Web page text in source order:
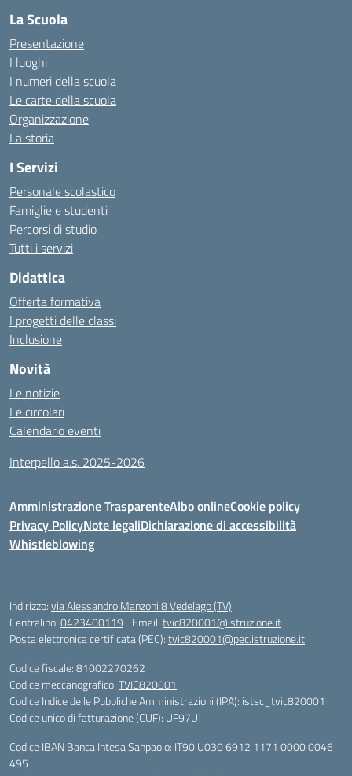
La Scuola
Presentazione
I luoghi
I numeri della scuola
Le carte della scuola
Organizzazione
La storia
I Servizi
Personale scolastico
Famiglie e studenti
Percorsi di studio
Tutti i servizi
Didattica
Offerta formativa
I progetti delle classi
Inclusione
Novità
Le notizie
Le circolari
Calendario eventi
Interpello a.s. 2025-2026
Amministrazione TrasparenteAlbo onlineCookie policy
Privacy PolicyNote legaliDichiarazione di accessibilità
Whistleblowing
Indirizzo:via Alessandro Manzoni 8 Vedelago (TV)
Centralino:0423400119 Email:tvic820001@istruzione.it
Posta elettronica certificata (PEC):tvic820001@pec.istruzione.it
Codice fiscale: 81002270262
Codice meccanografico:TVIC820001
Codice Indice delle Pubbliche Amministrazioni (IPA): istsc_tvic820001
Codice unico di fatturazione (CUF): UF97UJ
Codice IBAN Banca Intesa Sanpaolo: IT90 U030 6912 1171 0000 0046
495